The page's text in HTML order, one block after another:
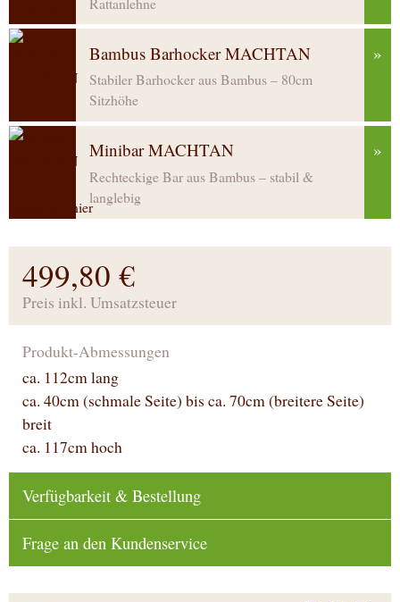
Bambus Barhocker MACHTAN
Stabiler Barhocker aus Bambus – 80cm
Sitzhöhe
»
Minibar MACHTAN
Rechteckige Bar aus Bambus – stabil &
langlebig
»
499,80 €
Preis inkl. Umsatzsteuer
Produkt-Abmessungen
ca. 112cm lang
ca. 40cm (schmale Seite) bis ca. 70cm (breitere Seite)
breit
ca. 117cm hoch
Verfügbarkeit & Bestellung
Frage an den Kundenservice